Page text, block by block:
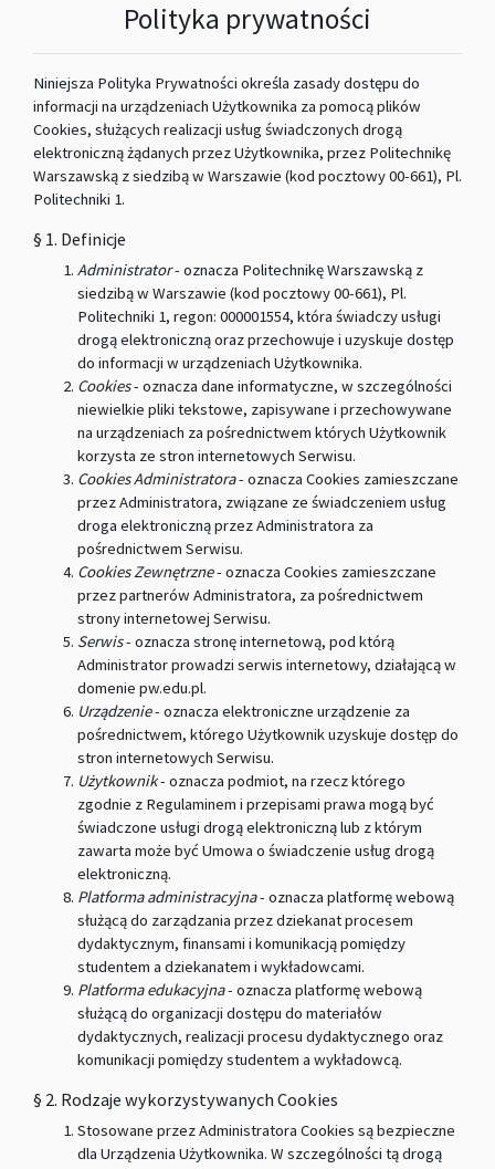
Polityka prywatności
Niniejsza Polityka Prywatności określa zasady dostępu do
informacji na urządzeniach Użytkownika za pomocą plików
Cookies, służących realizacji usług świadczonych drogą
elektroniczną żądanych przez Użytkownika, przez Politechnikę
Warszawską z siedzibą w Warszawie (kod pocztowy 00-661), Pl.
Politechniki 1.
§ 1. Definicje
Administrator- oznacza Politechnikę Warszawską z
siedzibą w Warszawie (kod pocztowy 00-661), Pl.
Politechniki 1, regon: 000001554, która świadczy usługi
drogą elektroniczną oraz przechowuje i uzyskuje dostęp
do informacji w urządzeniach Użytkownika.
Cookies- oznacza dane informatyczne, w szczególności
niewielkie pliki tekstowe, zapisywane i przechowywane
na urządzeniach za pośrednictwem których Użytkownik
korzysta ze stron internetowych Serwisu.
Cookies Administratora- oznacza Cookies zamieszczane
przez Administratora, związane ze świadczeniem usług
droga elektroniczną przez Administratora za
pośrednictwem Serwisu.
Cookies Zewnętrzne- oznacza Cookies zamieszczane
przez partnerów Administratora, za pośrednictwem
strony internetowej Serwisu.
Serwis- oznacza stronę internetową, pod którą
Administrator prowadzi serwis internetowy, działającą w
domenie pw.edu.pl.
Urządzenie- oznacza elektroniczne urządzenie za
pośrednictwem, którego Użytkownik uzyskuje dostęp do
stron internetowych Serwisu.
Użytkownik- oznacza podmiot, na rzecz którego
zgodnie z Regulaminem i przepisami prawa mogą być
świadczone usługi drogą elektroniczną lub z którym
zawarta może być Umowa o świadczenie usług drogą
elektroniczną.
Platforma administracyjna- oznacza platformę webową
służącą do zarządzania przez dziekanat procesem
dydaktycznym, finansami i komunikacją pomiędzy
studentem a dziekanatem i wykładowcami.
Platforma edukacyjna- oznacza platformę webową
służącą do organizacji dostępu do materiałów
dydaktycznych, realizacji procesu dydaktycznego oraz
komunikacji pomiędzy studentem a wykładowcą.
§ 2. Rodzaje wykorzystywanych Cookies
Stosowane przez Administratora Cookies są bezpieczne
dla Urządzenia Użytkownika. W szczególności tą drogą